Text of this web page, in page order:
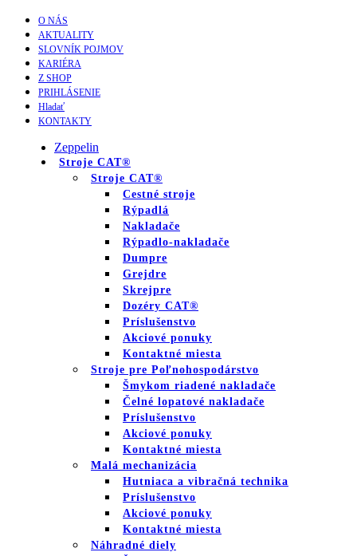
O NÁS
AKTUALITY
SLOVNÍK POJMOV
KARIÉRA
Z SHOP
PRIHLÁSENIE
Hladať
KONTAKTY
Zeppelin
Stroje CAT®
Stroje CAT®
Cestné stroje
Rýpadlá
Nakladače
Rýpadlo-nakladače
Dumpre
Grejdre
Skrejpre
Dozéry CAT®
Príslušenstvo
Akciové ponuky
Kontaktné miesta
Stroje pre Poľnohospodárstvo
Šmykom riadené nakladače
Čelné lopatové nakladače
Príslušenstvo
Akciové ponuky
Kontaktné miesta
Malá mechanizácia
Hutniaca a vibračná technika
Príslušenstvo
Akciové ponuky
Kontaktné miesta
Náhradné diely